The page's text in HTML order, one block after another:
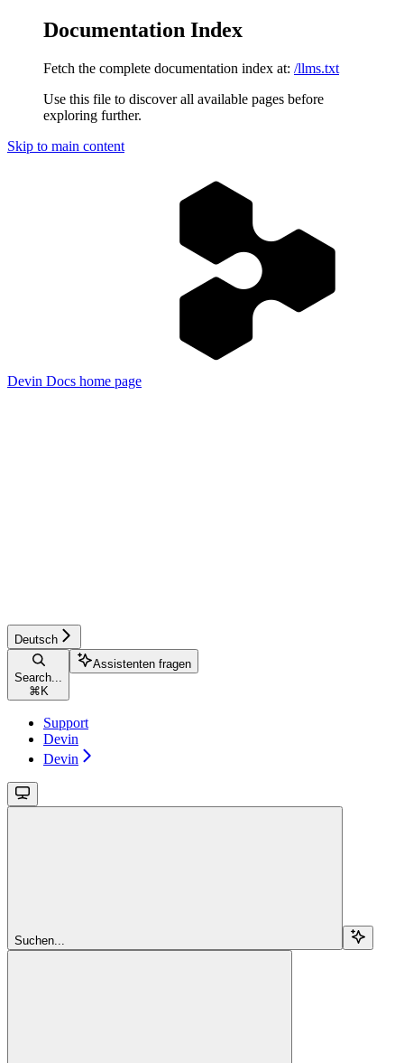
Documentation Index
Fetch the complete documentation index at: /llms.txt
Use this file to discover all available pages before
exploring further.
Skip to main content
Devin Docs home page
Deutsch
Search...
⌘ K
Assistenten fragen
Support
Devin
Devin
Suchen...